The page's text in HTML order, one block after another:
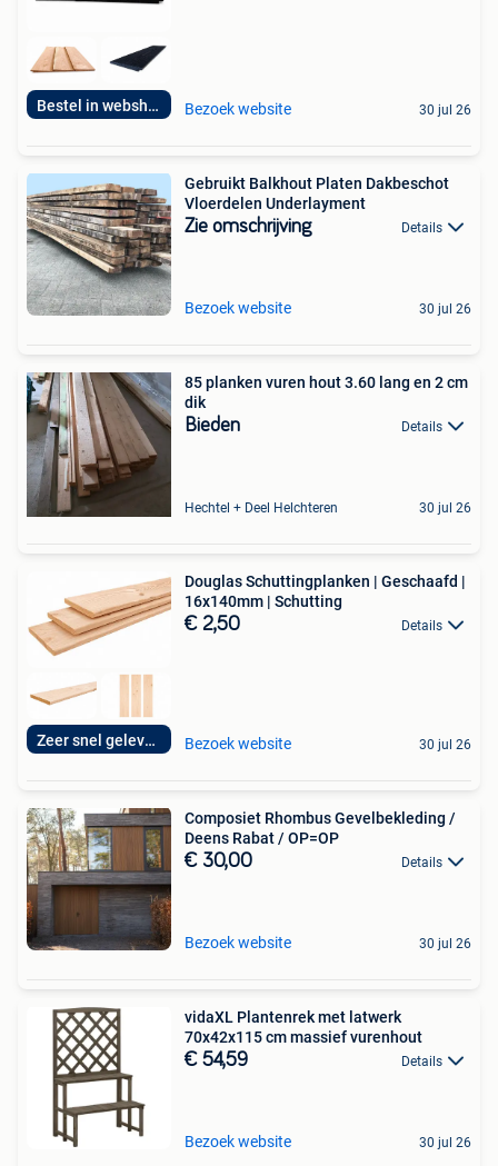
Bestel in webshop! Bezoek website 30 jul 26
Gebruikt Balkhout Platen Dakbeschot
Vloerdelen Underlayment
Zie omschrijving Details
Bezoek website 30 jul 26
85 planken vuren hout 3.60 lang en 2 cm
dik
Bieden Details
Hechtel + Deel Helchteren 30 jul 26
Zeer snel geleverd
Douglas Schuttingplanken | Geschaafd |
16x140mm | Schutting
€ 2,50 Details
Bezoek website 30 jul 26
Composiet Rhombus Gevelbekleding /
Deens Rabat / OP=OP
€ 30,00 Details
Bezoek website 30 jul 26
vidaXL Plantenrek met latwerk
70x42x115 cm massief vurenhout
€ 54,59 Details
Bezoek website 30 jul 26